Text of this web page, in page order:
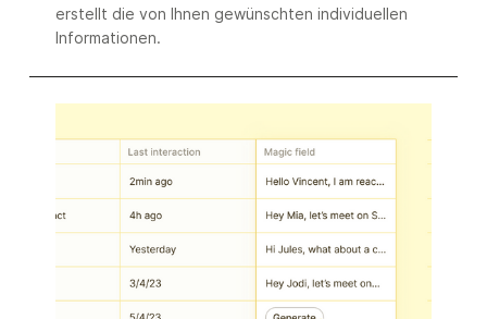
erstellt die von Ihnen gewünschten individuellen
Informationen.